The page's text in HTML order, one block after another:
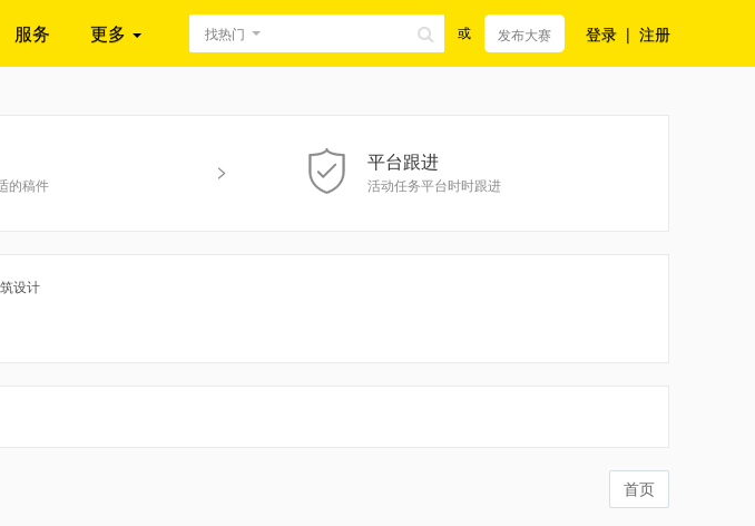
服务 更多 找热门 或 发布大赛 登录 | 注册
的稿件
> 平台跟进
活动任务平台时时跟进
设计
首页